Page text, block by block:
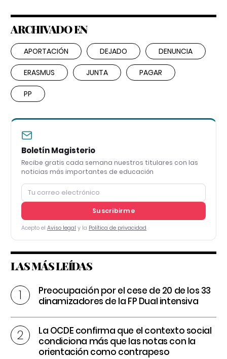
ARCHIVADO EN
APORTACIÓN DEJADO DENUNCIA
ERASMUS JUNTA PAGAR
PP
Boletín Magisterio
Recibe gratis cada semana nuestros titulares con las
noticias más importantes de educación
Suscribirme
Acepto el Aviso legal y la Política de privacidad
LAS MÁS LEÍDAS
Preocupación por el cese de 20 de los 33
dinamizadores de la FP Dual intensiva
La OCDE confirma que el contexto social
condiciona más que las notas con la
orientación como contrapeso